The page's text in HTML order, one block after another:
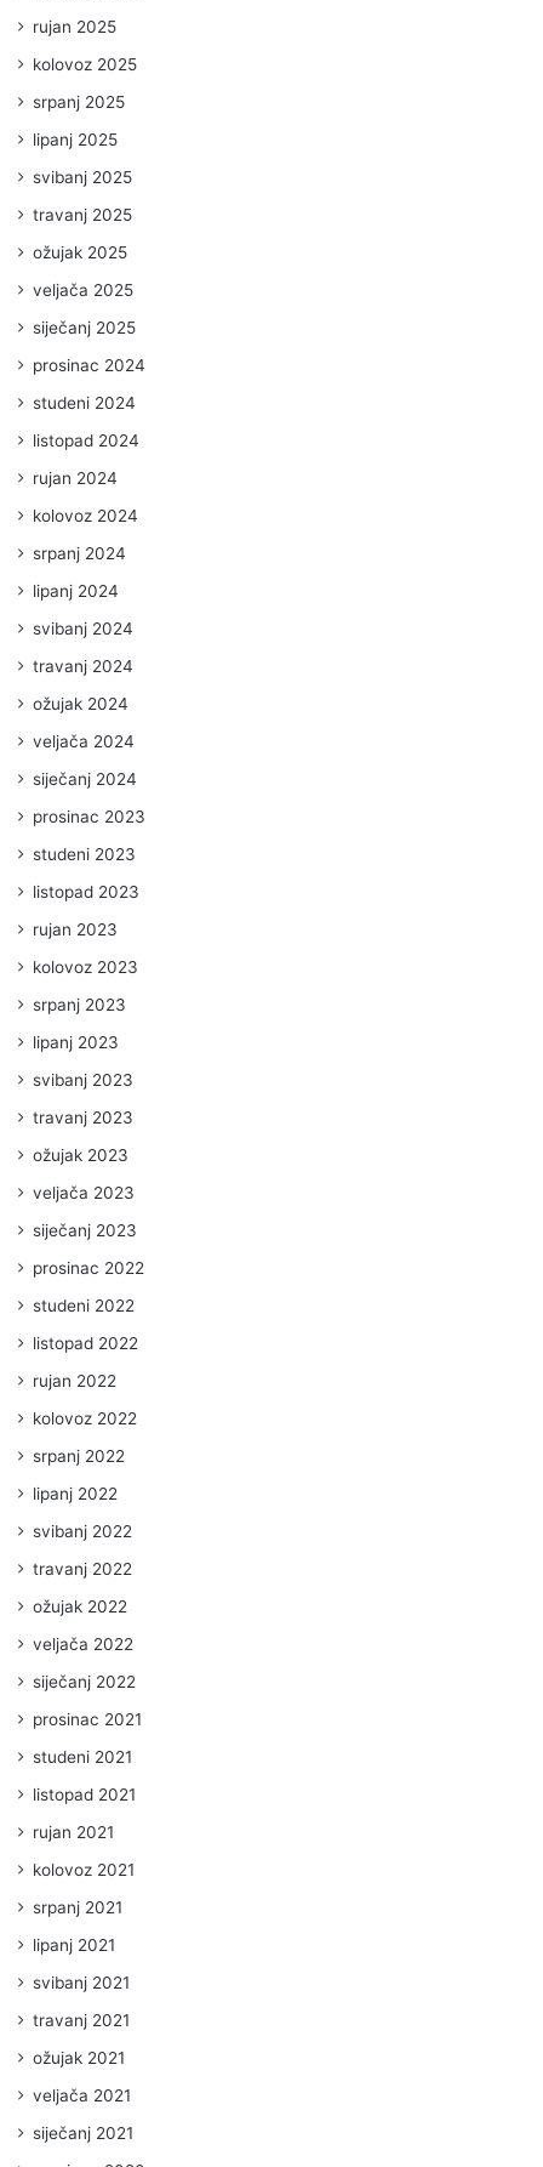
rujan 2025
kolovoz 2025
srpanj 2025
lipanj 2025
svibanj 2025
travanj 2025
ožujak 2025
veljača 2025
siječanj 2025
prosinac 2024
studeni 2024
listopad 2024
rujan 2024
kolovoz 2024
srpanj 2024
lipanj 2024
svibanj 2024
travanj 2024
ožujak 2024
veljača 2024
siječanj 2024
prosinac 2023
studeni 2023
listopad 2023
rujan 2023
kolovoz 2023
srpanj 2023
lipanj 2023
svibanj 2023
travanj 2023
ožujak 2023
veljača 2023
siječanj 2023
prosinac 2022
studeni 2022
listopad 2022
rujan 2022
kolovoz 2022
srpanj 2022
lipanj 2022
svibanj 2022
travanj 2022
ožujak 2022
veljača 2022
siječanj 2022
prosinac 2021
studeni 2021
listopad 2021
rujan 2021
kolovoz 2021
srpanj 2021
lipanj 2021
svibanj 2021
travanj 2021
ožujak 2021
veljača 2021
siječanj 2021